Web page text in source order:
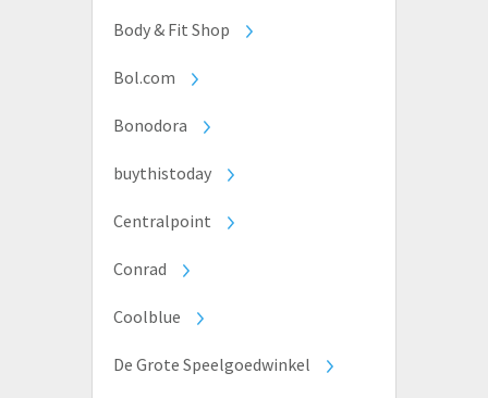
Body & Fit Shop
Bol.com
Bonodora
buythistoday
Centralpoint
Conrad
Coolblue
De Grote Speelgoedwinkel